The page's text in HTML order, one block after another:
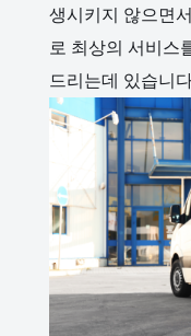
생시키지 않으면
로 최상의 서비스
드리는데 있습니